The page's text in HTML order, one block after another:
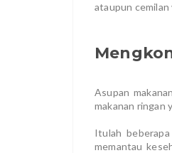
ataupun
Asupan
makanan ringan
Itulah
memantau